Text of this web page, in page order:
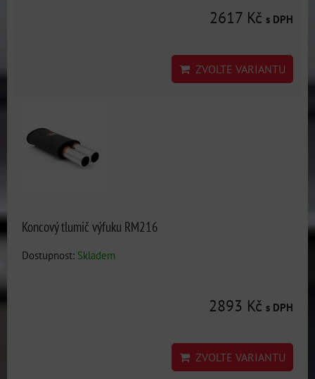
2617 Kč s DPH
ZVOLTE VARIANTU
Koncový tlumič výfuku RM216
Dostupnost: Skladem
2893 Kč s DPH
ZVOLTE VARIANTU